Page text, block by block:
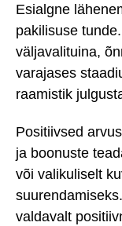
Esialgne
pakilisuse
väljavalituina,
varajases
raamistik
Positiivsed
ja boonuste
või valikuliselt
valdavalt